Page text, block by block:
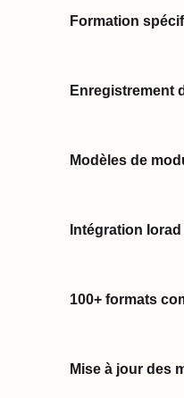
Formation
Enregistrement
Modèles de
Intégration Iorad
100+ formats
Mise à jour des